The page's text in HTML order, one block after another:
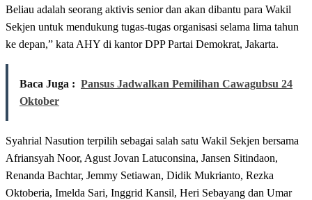
Beliau adalah seorang aktivis senior dan akan dibantu para Wakil
Sekjen untuk mendukung tugas-tugas organisasi selama lima tahun
ke depan,” kata AHY di kantor DPP Partai Demokrat, Jakarta.
Baca Juga : Pansus Jadwalkan Pemilihan Cawagubsu 24
Oktober
Syahrial Nasution terpilih sebagai salah satu Wakil Sekjen bersama
Afriansyah Noor, Agust Jovan Latuconsina, Jansen Sitindaon,
Renanda Bachtar, Jemmy Setiawan, Didik Mukrianto, Rezka
Oktoberia, Imelda Sari, Inggrid Kansil, Heri Sebayang dan Umar